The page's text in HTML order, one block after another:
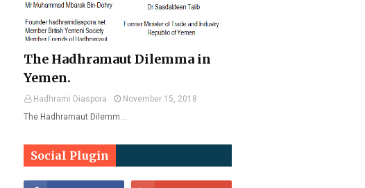
The Hadhramaut Dilemma in
Yemen.
Hadhrami Diaspora
November 15, 2018
The Hadhramaut Dilemm…
Social Plugin